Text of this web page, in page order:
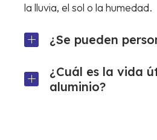
la lluvia, el sol o la humedad.
¿Se pueden
¿Cuál es la vida
aluminio?